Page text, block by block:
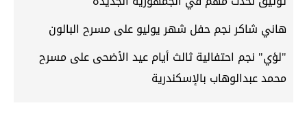
هاني شاكر نجم حفل شهر يوليو على مسرح البالون
"لؤي" نجم احتفالية ثالث أيام عيد الأضحى على مسرح
محمد عبدالوهاب بالإسكندرية